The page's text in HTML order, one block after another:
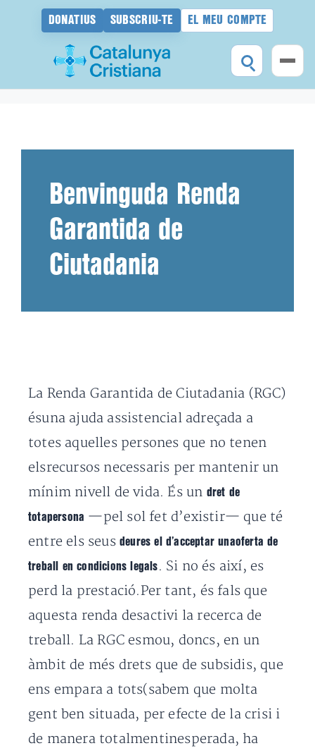
DONATIUS SUBSCRIU-TE EL MEU COMPTE
Benvinguda Renda
Garantida de
Ciutadania
La Renda Garantida de Ciutadania (RGC)
ésuna ajuda assistencial adreçada a
totes aquelles persones que no tenen
elsrecursos necessaris per mantenir un
mínim nivell de vida. És un dret de
totapersona —pel sol fet d’existir— que té
entre els seus deures el d’acceptar unaoferta de
treball en condicions legals . Si no és així, es
perd la prestació.Per tant, és fals que
aquesta renda desactivi la recerca de
treball. La RGC esmou, doncs, en un
àmbit de més drets que de subsidis, que
ens empara a tots(sabem que molta
gent ben situada, per efecte de la crisi i
de manera totalmentinesperada, ha